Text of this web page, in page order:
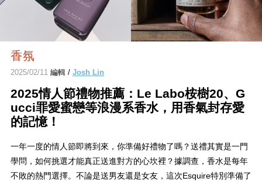
香氛
2025/02/11編輯 / Josh Lin
2025情人節禮物推薦：Le Labo桉樹20、G
ucci罪愛蜜戀等浪漫系香水，用香氣封存愛
的記憶！
一年一度的情人節即將到來，你準備好禮物了嗎？送禮其實是一門
學問，如何挑選才能真正送進對方的心坎裡？據調查，香水是每年
不敗的熱門選擇。不論是送男友還是女友，這次Esquire特別準備了